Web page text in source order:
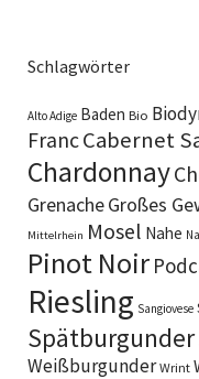
Schlagwörter
Alto Adige Baden Bio
FrancCabernet
Chardonnay
GrenacheGroßes
Mittelrhein Mosel Nahe
Pinot Noir
Riesling Sangiovese
Spätburgunder
Weißburgunder Wrint